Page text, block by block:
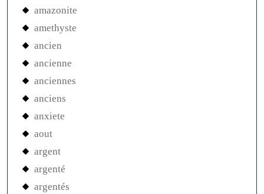
amazonite
amethyste
ancien
ancienne
anciennes
anciens
anxiete
aout
argent
argenté
argentés